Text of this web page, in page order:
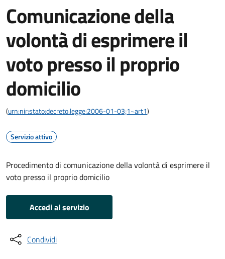
Comunicazione della
volontà di esprimere il
voto presso il proprio
domicilio
(urn:nir:stato:decreto.legge:2006-01-03;1~art1)
Servizio attivo
Procedimento di comunicazione della volontà di esprimere il
voto presso il proprio domicilio
Accedi al servizio
Condividi